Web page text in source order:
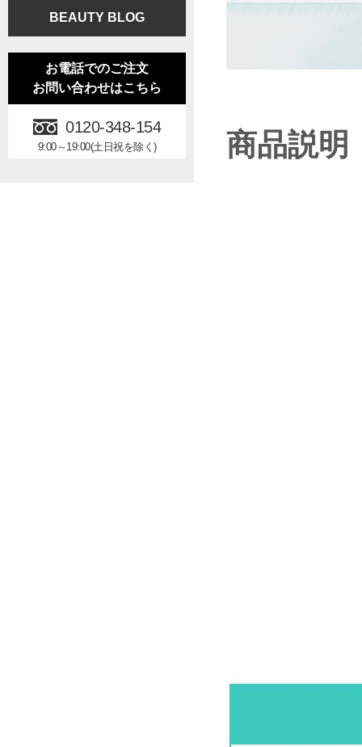
BEAUTY BLOG
お電話でのご注文
お問い合わせはこちら
0120-348-154
9:00～19:00(土日祝を除く) 商品説明